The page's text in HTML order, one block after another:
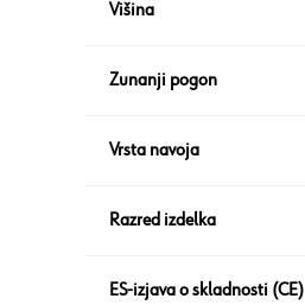
Višina
Zunanji pogon
Vrsta navoja
Razred izdelka
ES-izjava o skladnosti (CE)